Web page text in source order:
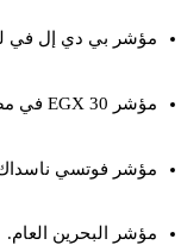
مؤشر بي دي إل في
مؤشر EGX 30 في مصر.
مؤشر فوتسي ناسداك
مؤشر البحرين العام.